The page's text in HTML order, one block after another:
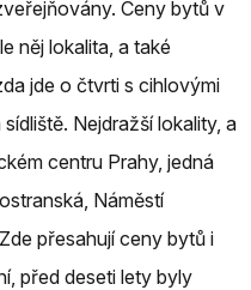
Ceny bytů v
něj lokalita, a také
jde o čtvrti s cihlovými
Nejdražší lokality, a
centru Prahy, jedná
Náměstí
přesahují ceny bytů i
před deseti lety byly